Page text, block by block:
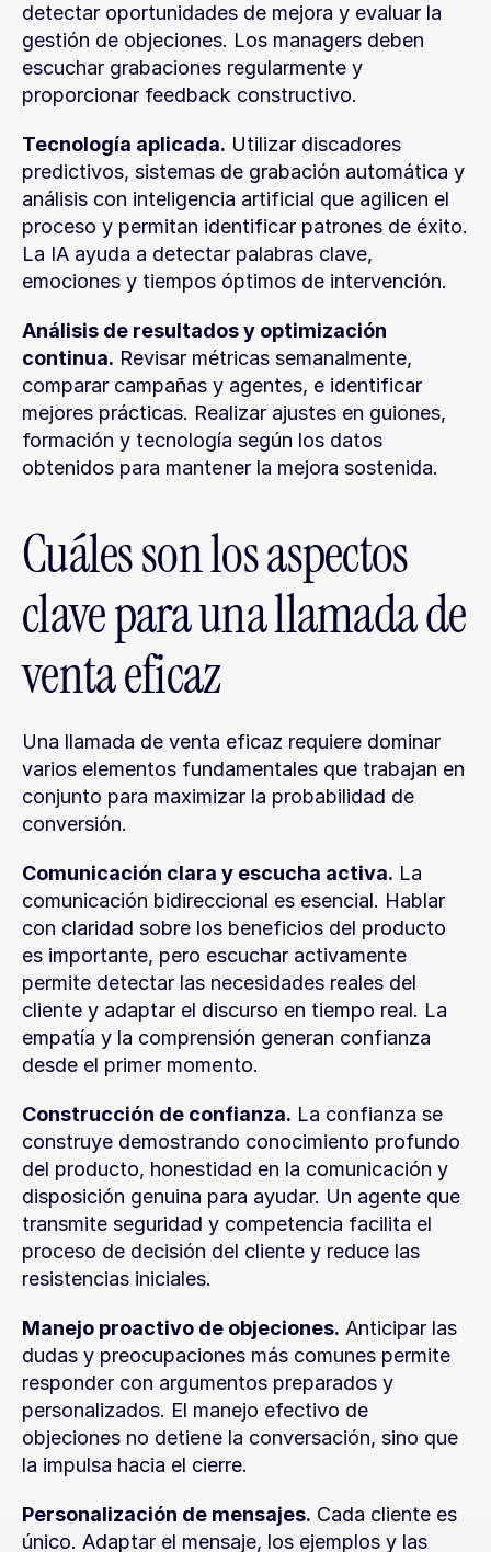
detectar oportunidades de mejora y evaluar la
gestión de objeciones. Los managers deben
escuchar grabaciones regularmente y
proporcionar feedback constructivo.
Tecnología aplicada. Utilizar discadores
predictivos, sistemas de grabación automática y
análisis con inteligencia artificial que agilicen el
proceso y permitan identificar patrones de éxito.
La IA ayuda a detectar palabras clave,
emociones y tiempos óptimos de intervención.
Análisis de resultados y optimización
continua. Revisar métricas semanalmente,
comparar campañas y agentes, e identificar
mejores prácticas. Realizar ajustes en guiones,
formación y tecnología según los datos
obtenidos para mantener la mejora sostenida.
Cuáles son los aspectos
clave para una llamada de
venta eficaz
Una llamada de venta eficaz requiere dominar
varios elementos fundamentales que trabajan en
conjunto para maximizar la probabilidad de
conversión.
Comunicación clara y escucha activa. La
comunicación bidireccional es esencial. Hablar
con claridad sobre los beneficios del producto
es importante, pero escuchar activamente
permite detectar las necesidades reales del
cliente y adaptar el discurso en tiempo real. La
empatía y la comprensión generan confianza
desde el primer momento.
Construcción de confianza. La confianza se
construye demostrando conocimiento profundo
del producto, honestidad en la comunicación y
disposición genuina para ayudar. Un agente que
transmite seguridad y competencia facilita el
proceso de decisión del cliente y reduce las
resistencias iniciales.
Manejo proactivo de objeciones. Anticipar las
dudas y preocupaciones más comunes permite
responder con argumentos preparados y
personalizados. El manejo efectivo de
objeciones no detiene la conversación, sino que
la impulsa hacia el cierre.
Personalización de mensajes. Cada cliente es
único. Adaptar el mensaje, los ejemplos y las